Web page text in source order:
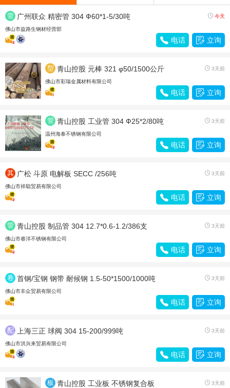
管
材
广州联众 精密管 304 Ф60*1-5/30吨  今天
佛山市益路生钢材经营部
 电话  立询
型
材
青山控股 元棒 321 φ50/1500公斤  3天前
佛山市彩瑞金属材料有限公司
 电话  立询
管
材
青山控股 工业管 304 Ф25*2/80吨  3天前
温州海泰不锈钢有限公司
 电话  立询
其
他
广松 斗原 电解板 SECC /256吨  3天前
佛山市祥聪贸易有限公司
 电话  立询
管
材
青山控股 制品管 304 12.7*0.6-1.2/386支  3天前
佛山市睿洋不锈钢有限公司
 电话  立询
卷
带
首钢/宝钢 钢带 耐候钢 1.5-50*1500/1000吨  3天前
佛山市丰众贸易有限公司
 电话  立询
配
件
上海三正 球阀 304 15-200/999吨  3天前
佛山市洪兴来贸易有限公司
 电话  立询
板 青山控股 工业板 不锈钢复合板
 3天前